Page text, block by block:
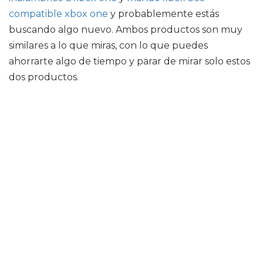
compatible xbox one y probablemente estás
buscando algo nuevo. Ambos productos son muy
similares a lo que miras, con lo que puedes
ahorrarte algo de tiempo y parar de mirar solo estos
dos productos.